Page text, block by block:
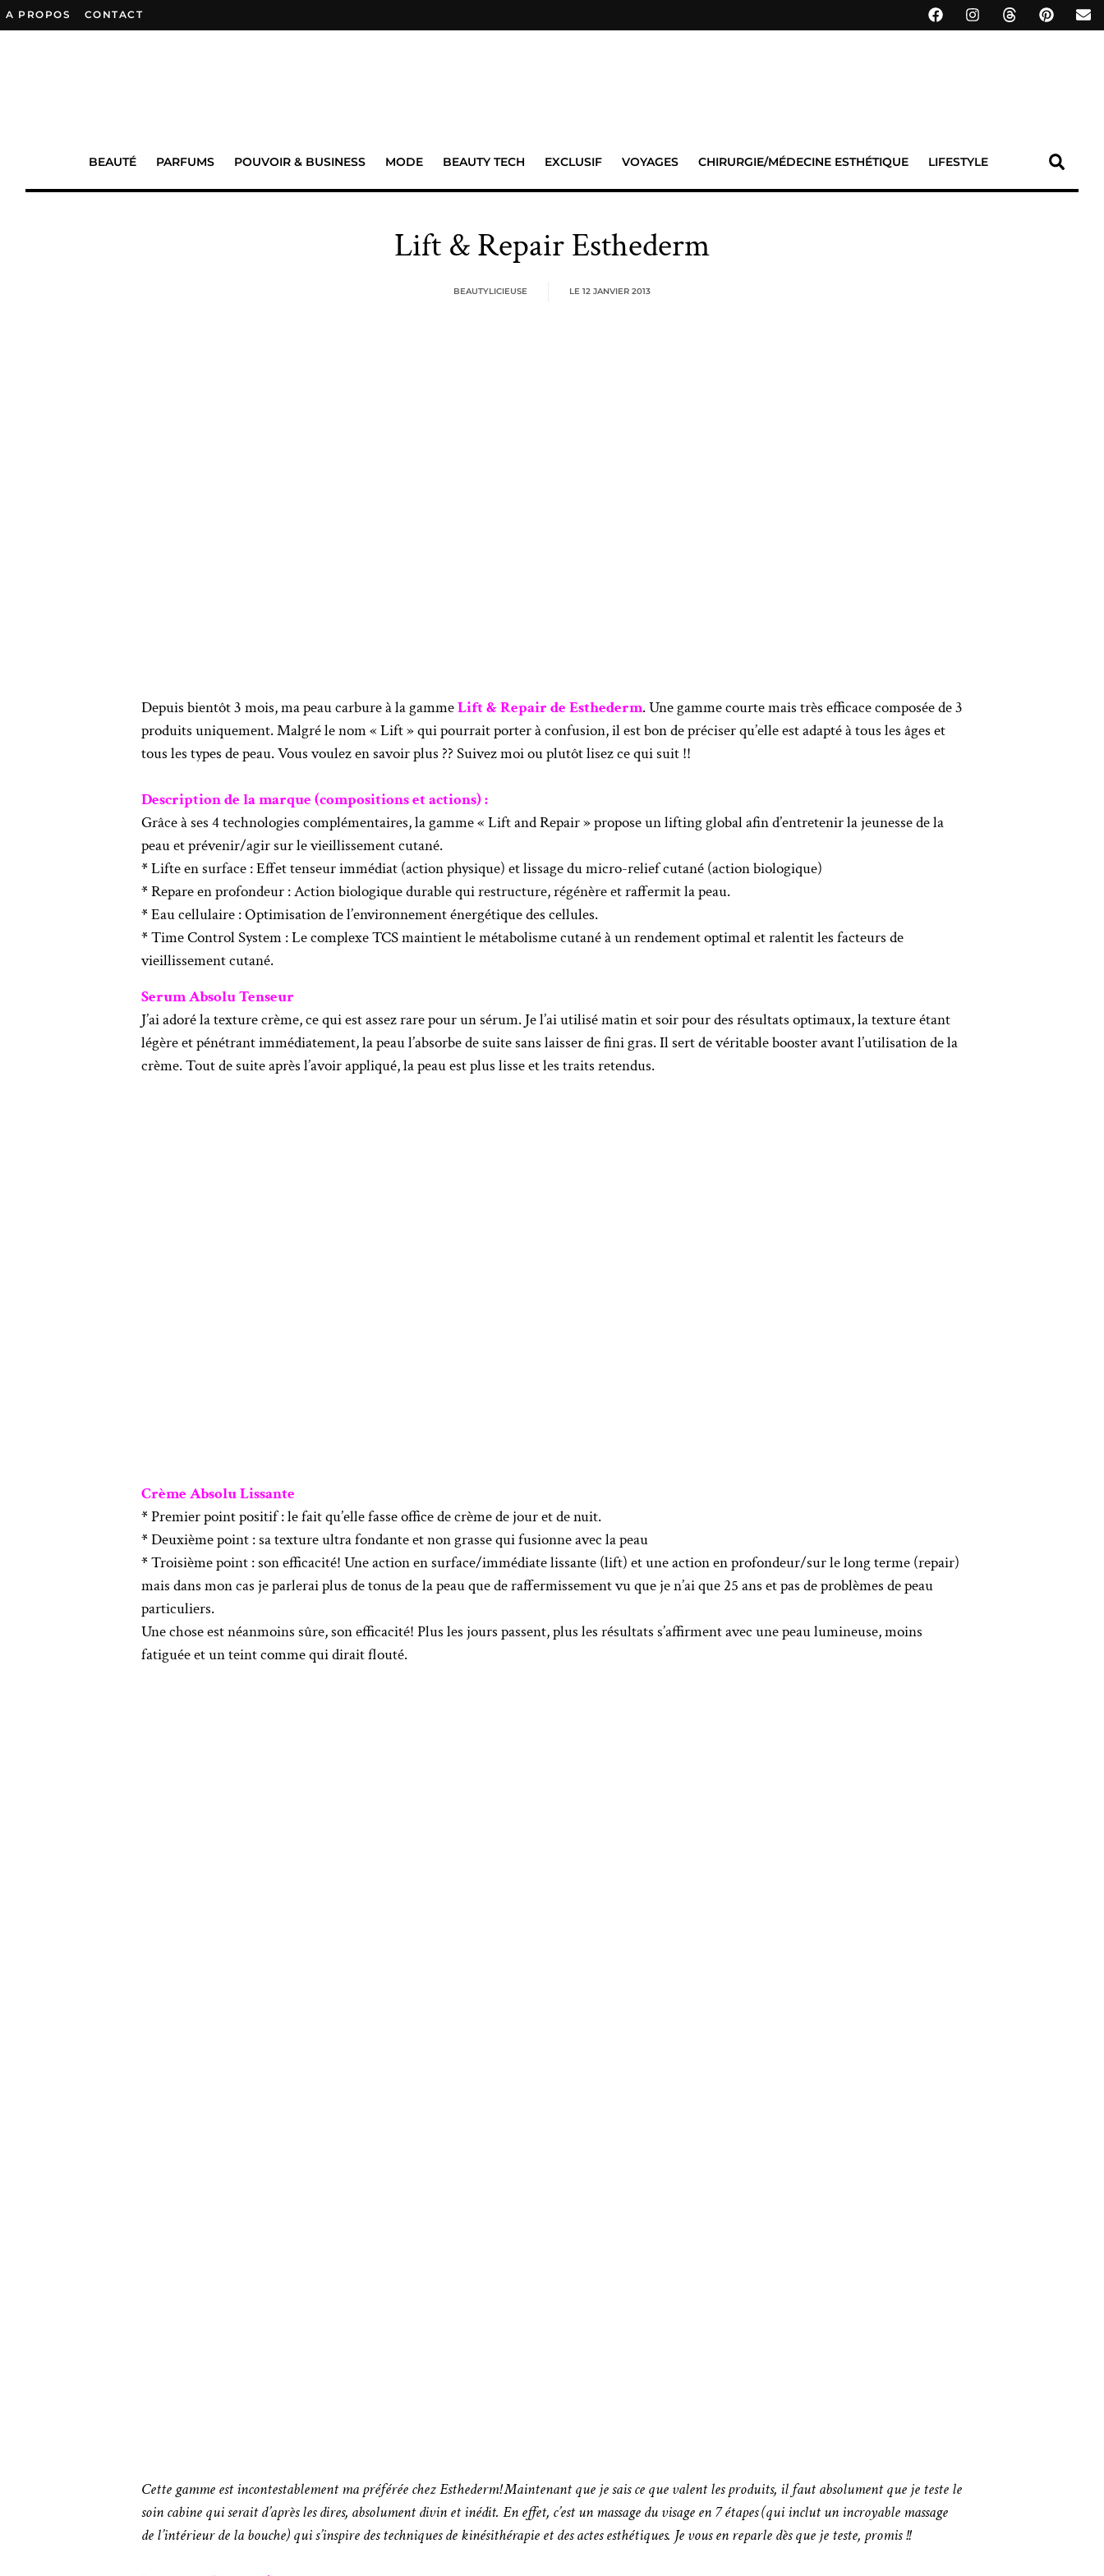
A PROPOS CONTACT
BEAUTÉ PARFUMS POUVOIR & BUSINESS MODE BEAUTY TECH EXCLUSIF VOYAGES CHIRURGIE/MÉDECINE ESTHÉTIQUE LIFESTYLE
Lift & Repair Esthederm
BEAUTYLICIEUSE LE 12 JANVIER 2013
Depuis bientôt 3 mois, ma peau carbure à la gammeLift & Repair de Esthederm. Une gamme courte mais très efficace composée de 3
produits uniquement. Malgré le nom « Lift » qui pourrait porter à confusion, il est bon de préciser qu’elle est adapté à tous les âges et
tous les types de peau. Vous voulez en savoir plus ?? Suivez moi ou plutôt lisez ce qui suit !!
Description de la marque (compositions et actions) :
Grâce à ses 4 technologies complémentaires, la gamme « Lift and Repair » propose un lifting global afin d’entretenir la jeunesse de la
peau et prévenir/agir sur le vieillissement cutané.
*Lifte en surface : Effet tenseur immédiat (action physique) et lissage du micro-relief cutané (action biologique)
*Repare en profondeur : Action biologique durable qui restructure, régénère et raffermit la peau.
*Eau cellulaire : Optimisation de l’environnement énergétique des cellules.
*Time Control System : Le complexe TCS maintient le métabolisme cutané à un rendement optimal et ralentit les facteurs de
vieillissement cutané.
Serum Absolu Tenseur
J’ai adoré la texture crème, ce qui est assez rare pour un sérum. Je l’ai utilisé matin et soir pour des résultats optimaux, la texture étant
légère et pénétrant immédiatement, la peau l’absorbe de suite sans laisser de fini gras. Il sert de véritable booster avant l’utilisation de la
crème. Tout de suite après l’avoir appliqué, la peau est plus lisse et les traits retendus.
Crème Absolu Lissante
*Premier point positif : le fait qu’elle fasse office de crème de jour et de nuit.
*Deuxième point : sa texture ultra fondante et non grasse qui fusionne avec la peau
*Troisième point : son efficacité! Une action en surface/immédiate lissante (lift) et une action en profondeur/sur le long terme (repair)
mais dans mon cas je parlerai plus de tonus de la peau que de raffermissement vu que je n’ai que 25 ans et pas de problèmes de peau
particuliers.
Une chose est néanmoins sûre, son efficacité! Plus les jours passent, plus les résultats s’affirment avec une peau lumineuse, moins
fatiguée et un teint comme qui dirait flouté.
Cette gamme est incontestablement ma préférée chez Esthederm! Maintenant que je sais ce que valent les produits, il faut absolument que je teste le
soin cabine qui serait d’après les dires, absolument divin et inédit. En effet, c’est un massage du visage en 7 étapes (qui inclut un incroyable massage
de l’intérieur de la bouche) qui s’inspire des techniques de kinésithérapie et des actes esthétiques. Je vous en reparle dès que je teste, promis !!